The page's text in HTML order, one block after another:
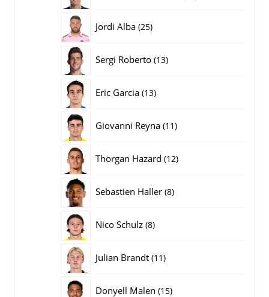
Jordi Alba 2525
Sergi Roberto 1313
Eric Garcia 1313
Giovanni Reyna 1111
Thorgan Hazard 1212
Sebastien Haller 88
Nico Schulz 88
Julian Brandt 1111
Donyell Malen 1515